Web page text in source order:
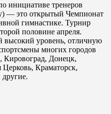
инициативе тренеров
это открытый Чемпионат
гимнастике. Турнир
половине апреля.
высокий уровень, отличную
многих городов
Донецк,
Краматорск,